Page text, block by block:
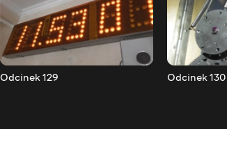
Odcinek 129 Odcinek 130